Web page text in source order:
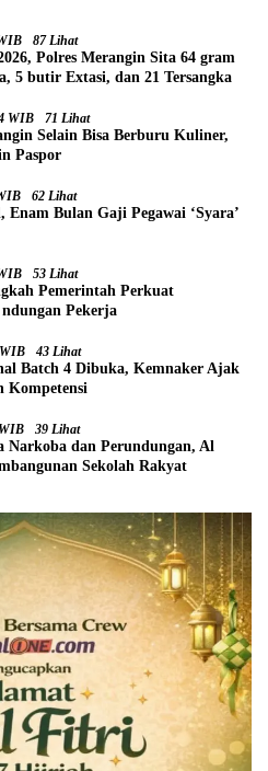
87 Lihat
Polres Merangin Sita 64 gram
5 butir Extasi, dan 21 Tersangka
WIB 71 Lihat
Selain Bisa Berburu Kuliner,
Paspor
62 Lihat
Enam Bulan Gaji Pegawai ‘Syara’
53 Lihat
Pemerintah Perkuat
Pekerja
43 Lihat
Batch 4 Dibuka, Kemnaker Ajak
Kompetensi
39 Lihat
Narkoba dan Perundungan, Al
Sekolah Rakyat